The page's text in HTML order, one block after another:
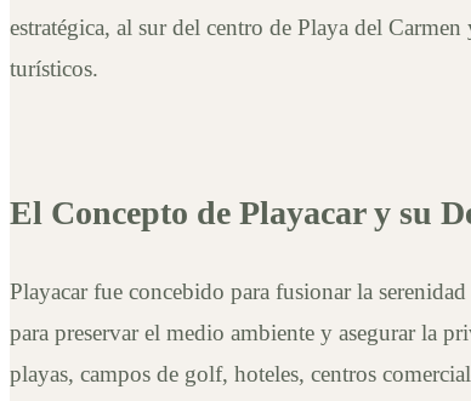
estratégica, al sur del centro de Playa del
turísticos.
El Concepto de Playacar y su
Playacar fue concebido para fusionar la
para preservar el medio ambiente y asegurar la
playas, campos de golf, hoteles, centros